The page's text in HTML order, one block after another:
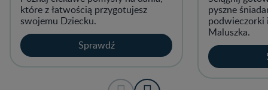
które z łatwością przygotujesz
swojemu Dziecku.
Sprawdź
pyszne
podwieczorki
Maluszka.